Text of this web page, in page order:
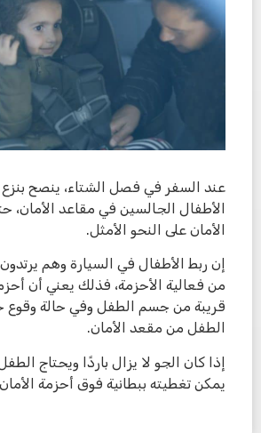
عند السفر في فصل الشتاء، ينصح
الأطفال الجالسين في مقاعد الأمان،
الأمان على النحو الأمثل.
إن ربط الأطفال في السيارة وهم
من فعالية الأحزمة، فذلك يعني أن
قريبة من جسم الطفل وفي حالة وقوع
الطفل من مقعد الأمان.
إذا كان الجو لا يزال باردًا ويحتاج
يمكن تغطيته ببطانية فوق أحزمة